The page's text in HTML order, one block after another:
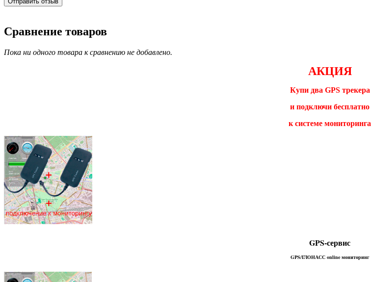
Сравнение товаров
Пока ни одного товара к сравнению не добавлено.
АКЦИЯ
Купи два GPS трекера
и подключи бесплатно
к системе мониторинга
GPS-сервис
GPS/ГЛОНАСС online мониторинг